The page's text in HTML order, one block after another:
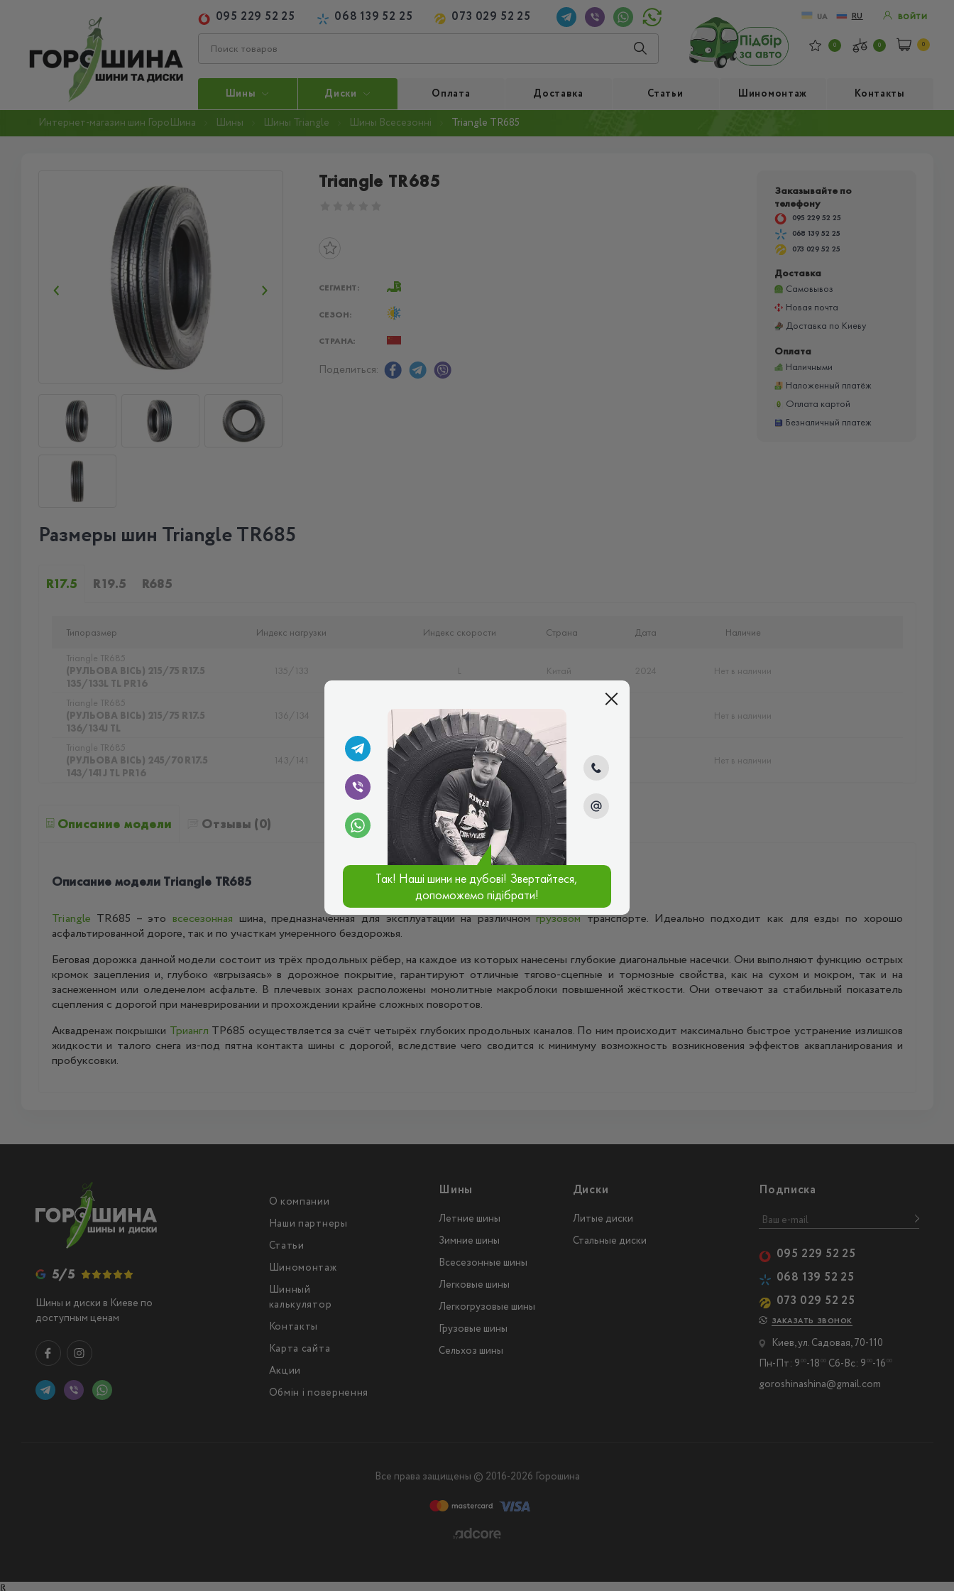
095 229 52 25 068 139 52 25 073 029 52 25 UA RU ВОЙТИ
0 0 0
Шины Диски Оплата Доставка Статьи Шиномонтаж Контакты
Интернет-магазин шин ГороШина Шины Шины Triangle Шины Всесезонні Triangle TR685
Triangle TR685
СЕГМЕНТ:
СЕЗОН:
СТРАНА:
Поделиться:
Заказывайте по
телефону
095 229 52 25
068 139 52 25
073 029 52 25
Доставка
Самовывоз
Новая почта
Доставка по Киеву
Оплата
Наличными
Наложенный платёж
Оплата картой
Безналичный платеж
Размеры шин Triangle TR685
R17.5 R19.5 R685
Типоразмер Индекс нагрузки Индекс скорости Страна Дата
Наличие
Triangle TR685
(РУЛЬОВА ВІСЬ) 215/75 R17.5
135/133L TL PR16
135/133 L Китай 2024 Нет в наличии
Triangle TR685
(РУЛЬОВА ВІСЬ) 215/75 R17.5
136/134J TL
136/134 J Нет в наличии
Triangle TR685
(РУЛЬОВА ВІСЬ) 245/70 R17.5
143/141J TL PR16
143/141 Китай Нет в наличии
Описание модели Отзывы (0)
Описание модели Triangle TR685
Triangle TR685 – этовсесезонная шина, предназначенная для эксплуатации на различномгрузовомтранспорте. Идеально подходит как для езды по хорошо
асфальтированной дороге, так и по участкам умеренного бездорожья.
Беговая дорожка данной модели состоит из трёх продольных рёбер, на каждое из которых нанесены глубокие диагональные насечки. Они выполняют функцию острых
кромок зацепления и, глубоко «вгрызаясь» в дорожное покрытие, гарантируют отличные тягово-сцепные и тормозные свойства, как на сухом и мокром, так и на
заснеженном или оледенелом асфальте. В плечевых зонах расположены монолитные макроблоки повышенной жёсткости. Они отвечают за стабильный показатель
сцепления с дорогой при маневрировании и прохождении крайне сложных поворотов.
Аквадренаж покрышки Триангл ТР685 осуществляется за счёт четырёх глубоких продольных каналов. По ним происходит максимально быстрое устранение излишков
жидкости и талого снега из-под пятна контакта шины с дорогой, вследствие чего сводится к минимуму возможность возникновения эффектов аквапланирования и
пробуксовки.
5/5
Шины и диски в Киеве по
доступным ценам
О компании
Наши партнеры
Статьи
Шиномонтаж
Шинный
калькулятор
Контакты
Карта сайта
Акции
Обмін і повернення
Шины
Летние шины
Зимние шины
Всесезонные шины
Легковые шины
Легкогрузовые шины
Грузовые шины
Сельхоз шины
Диски
Литые диски
Стальные диски
Подписка
095 229 52 25
068 139 52 25
073 029 52 25
ЗАКАЗАТЬ ЗВОНОК
Киев, ул. Садовая, 70-110
Пн-Пт: 9 00-18 00Сб-Вс: 9 00-16 00
goroshinashina@gmail.com
Все права защищены © 2016-2026 Горошина
ß
Так! Наші шини не дубові! Звертайтеся,
допоможемо підібрати!